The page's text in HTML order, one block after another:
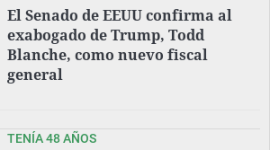
El Senado de EEUU confirma al
exabogado de Trump, Todd
Blanche, como nuevo fiscal
general
TENÍA 48 AÑOS